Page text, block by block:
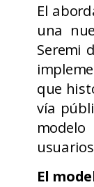
El
una
Seremi
que
vía
El